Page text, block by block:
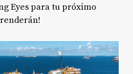
Eyes para tu próximo